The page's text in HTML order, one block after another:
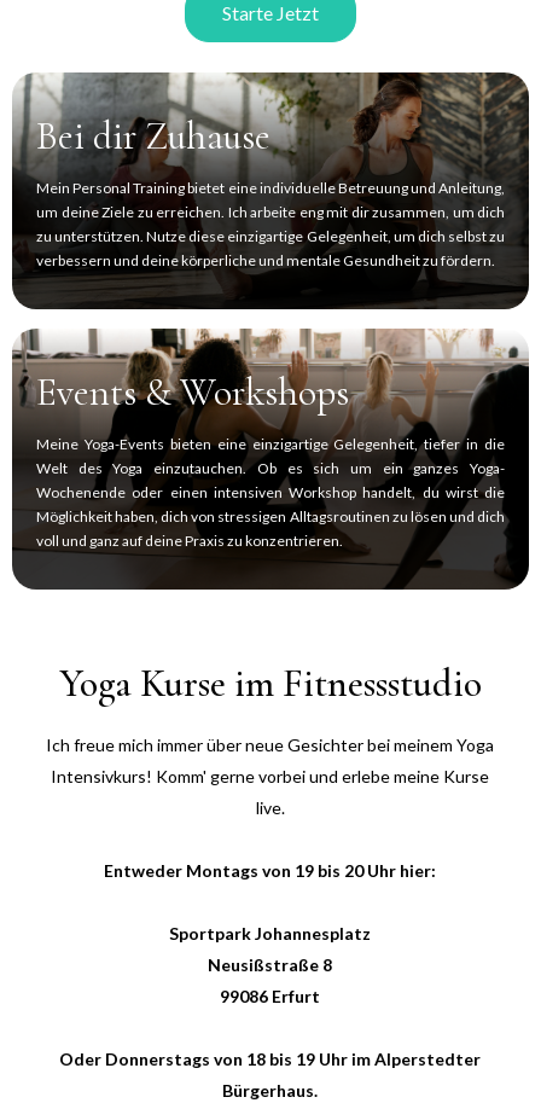
Starte Jetzt
Bei dir Zuhause
Mein Personal Training bietet eine individuelle Betreuung und Anleitung,
um deine Ziele zu erreichen. Ich arbeite eng mit dir zusammen, um dich
zu unterstützen. Nutze diese einzigartige Gelegenheit, um dich selbst zu
verbessern und deine körperliche und mentale Gesundheit zu fördern.
Events & Workshops
Meine Yoga-Events bieten eine einzigartige Gelegenheit, tiefer in die
Welt des Yoga einzutauchen. Ob es sich um ein ganzes Yoga-
Wochenende oder einen intensiven Workshop handelt, du wirst die
Möglichkeit haben, dich von stressigen Alltagsroutinen zu lösen und dich
voll und ganz auf deine Praxis zu konzentrieren.
Yoga Kurse im Fitnessstudio
Ich freue mich immer über neue Gesichter bei meinem Yoga
Intensivkurs! Komm' gerne vorbei und erlebe meine Kurse
live.
Entweder Montags von 19 bis 20 Uhr hier:
Sportpark Johannesplatz
Neusißstraße 8
99086 Erfurt
Oder Donnerstags von 18 bis 19 Uhr im Alperstedter
Bürgerhaus.